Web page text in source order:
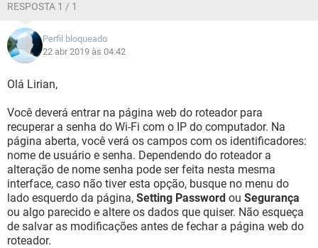
RESPOSTA 1 / 1
Perfil bloqueado
22 abr 2019 às 04:42
Olá Lirian,
Você deverá entrar na página web do roteador para
recuperar a senha do Wi-Fi com o IP do computador. Na
página aberta, você verá os campos com os identificadores:
nome de usuário e senha. Dependendo do roteador a
alteração de nome senha pode ser feita nesta mesma
interface, caso não tiver esta opção, busque no menu do
lado esquerdo da página, Setting Password ou Segurança
ou algo parecido e altere os dados que quiser. Não esqueça
de salvar as modificações antes de fechar a página web do
roteador.